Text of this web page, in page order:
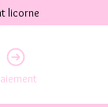
licorne